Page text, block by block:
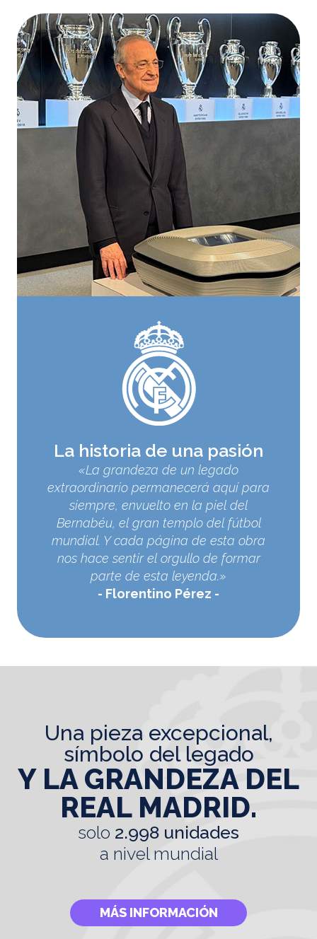
La historia de una pasión
«La grandeza de un legado
extraordinario permanecerá aquí para
siempre, envuelto en la piel del
Bernabéu, el gran templo del fútbol
mundial. Y cada página de esta obra
nos hace sentir el orgullo de formar
parte de esta leyenda.»
Florentino Pérez
una pieza excepcional,
símbolo del legado
Y LA GRANDEZA DEL
REAL MADRID.
solo 2.998 unidades
a nivel mundial
MÁS INFORMACIÓN